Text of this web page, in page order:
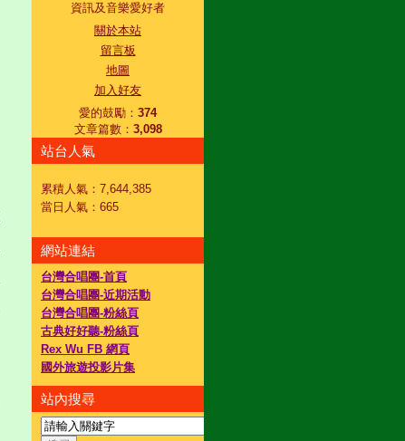
資訊及音樂愛好者
關於本站
留言板
地圖
加入好友
愛的鼓勵： 374
文章篇數： 3,098
站台人氣
累積人氣： 7,644,385
當日人氣： 665
網站連結
台灣合唱團-首頁
台灣合唱團-近期活動
台灣合唱團-粉絲頁
古典好好聽-粉絲頁
Rex Wu FB 網頁
國外旅遊投影片集
站內搜尋